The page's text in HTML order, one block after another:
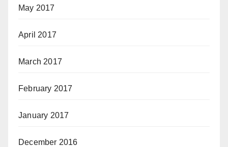
May 2017
April 2017
March 2017
February 2017
January 2017
December 2016